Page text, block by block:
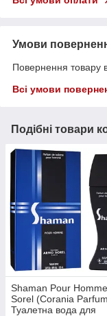
Умови
Повернення товару
Всі умови
Подібні товари
Shaman Pour
Sorel (Corania
Туалетна вода для